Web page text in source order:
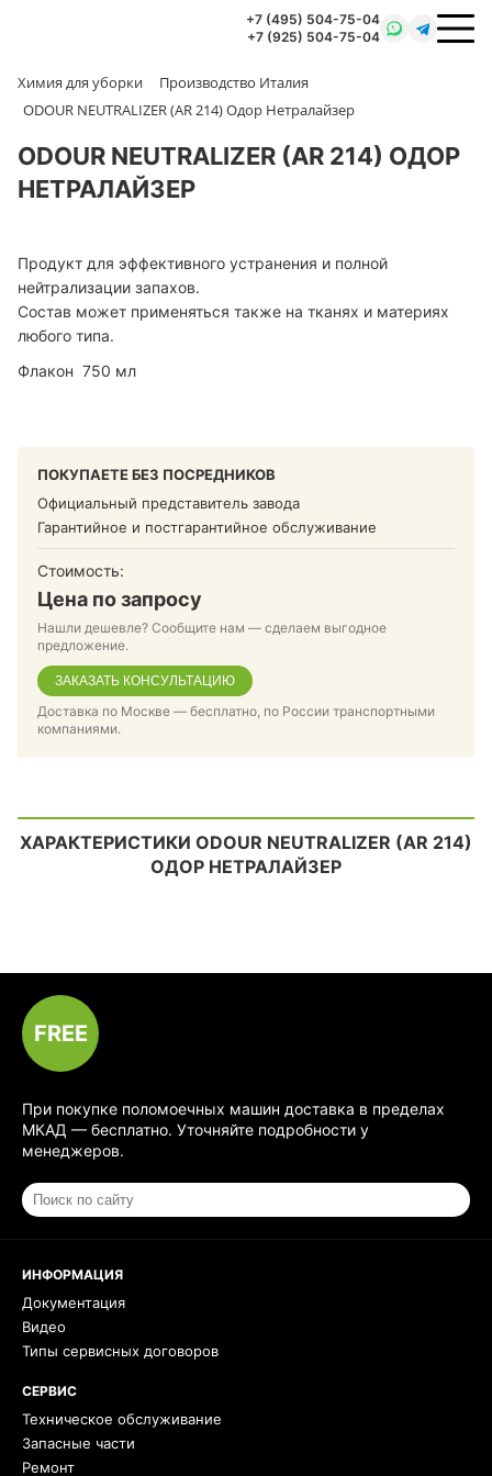
+7 (495) 504-75-04
+7 (925) 504-75-04
Химия для уборки
Производство Италия
ODOUR NEUTRALIZER (AR 214) Одор Нетралайзер
ODOUR NEUTRALIZER (AR 214) ОДОР
НЕТРАЛАЙЗЕР
Продукт для эффективного устранения и полной
нейтрализации запахов.
Состав может применяться также на тканях и материях
любого типа.
Флакон 750 мл
ПОКУПАЕТЕ БЕЗ ПОСРЕДНИКОВ
Официальный представитель завода
Гарантийное и постгарантийное обслуживание
Стоимость:
Цена по запросу
Нашли дешевле? Сообщите нам — сделаем выгодное
предложение.
ЗАКАЗАТЬ КОНСУЛЬТАЦИЮ
Доставка по Москве — бесплатно, по России транспортными
компаниями.
ХАРАКТЕРИСТИКИ ODOUR NEUTRALIZER (AR 214)
ОДОР НЕТРАЛАЙЗЕР
FREE
При покупке поломоечных машин доставка в пределах
МКАД — бесплатно. Уточняйте подробности у
менеджеров.
ИНФОРМАЦИЯ
Документация
Видео
Типы сервисных договоров
СЕРВИС
Техническое обслуживание
Запасные части
Ремонт